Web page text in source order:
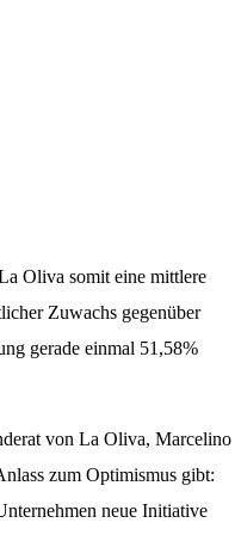
Oliva somit eine mittlere
Zuwachs gegenüber
gerade einmal 51,58%
von La Oliva, Marcelino
zum Optimismus gibt:
neue Initiative